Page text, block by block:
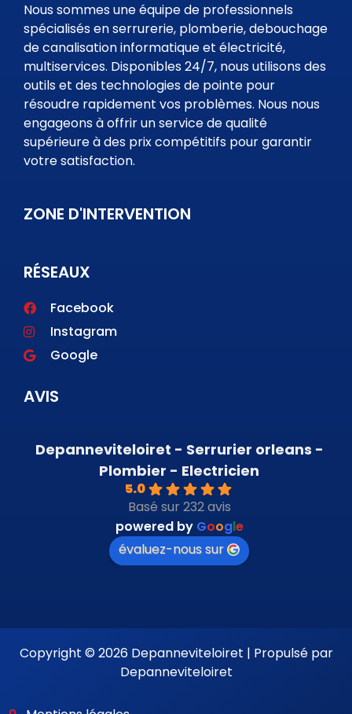
Nous sommes une équipe de professionnels
spécialisés en serrurerie, plomberie, debouchage
de canalisation informatique et électricité,
multiservices. Disponibles 24/7, nous utilisons des
outils et des technologies de pointe pour
résoudre rapidement vos problèmes. Nous nous
engageons à offrir un service de qualité
supérieure à des prix compétitifs pour garantir
votre satisfaction.
ZONE D'INTERVENTION
RÉSEAUX
Facebook
Instagram
Google
AVIS
Depanneviteloiret - Serrurier orleans -
Plombier - Electricien
5.0
Basé sur 232 avis
powered by Google
évaluez-nous sur
Copyright © 2026 Depanneviteloiret | Propulsé par
Depanneviteloiret